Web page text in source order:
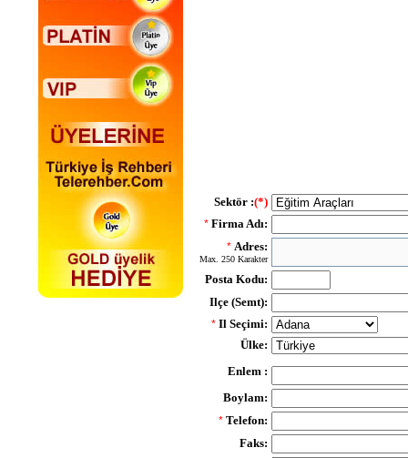
Sektör :(*)
* Firma Adı:
* Adres:
Max. 250 Karakter
Posta Kodu:
Ilçe (Semt):
* Il Seçimi:
Ülke:
Enlem :
Boylam:
* Telefon:
Faks: